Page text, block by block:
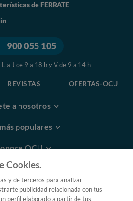
de FERRATE
900 055 105
L a J de 9 a 18 h y V de 9 a 14 h
REVISTAS OFERTAS-OCU
a nosotros
populares
OCU
Información
© 2026 OCU
Cookies.
y de terceros para analizar
publicidad relacionada con tus
perfil elaborado a partir de tus